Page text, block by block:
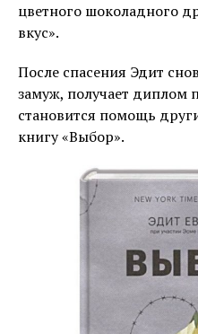
цветного шоколадного
вкус».
После спасения Эдит
замуж, получает диплом
становится помощь
книгу «Выбор».